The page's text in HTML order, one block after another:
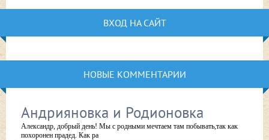
ВХОД НА САЙТ
НОВЫЕ КОММЕНТАРИИ
Андрияновка и Родионовка
Александр, добрый день! Мы с родными мечтаем там побывать,так как
похоронен прадед. Как ра